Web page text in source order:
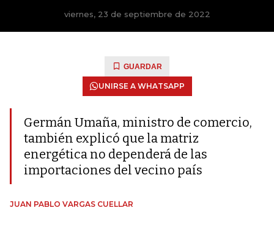
viernes, 23 de septiembre de 2022
GUARDAR
UNIRSE A WHATSAPP
Germán Umaña, ministro de comercio,
también explicó que la matriz
energética no dependerá de las
importaciones del vecino país
JUAN PABLO VARGAS CUELLAR